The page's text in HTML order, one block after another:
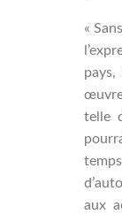
«
pays,
telle
aux